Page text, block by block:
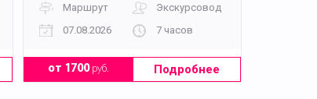
Маршрут
Экскурсовод
07.08.2026
7 часов
от 1700руб. Подробнее